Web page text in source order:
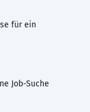
für ein
Job-Suche